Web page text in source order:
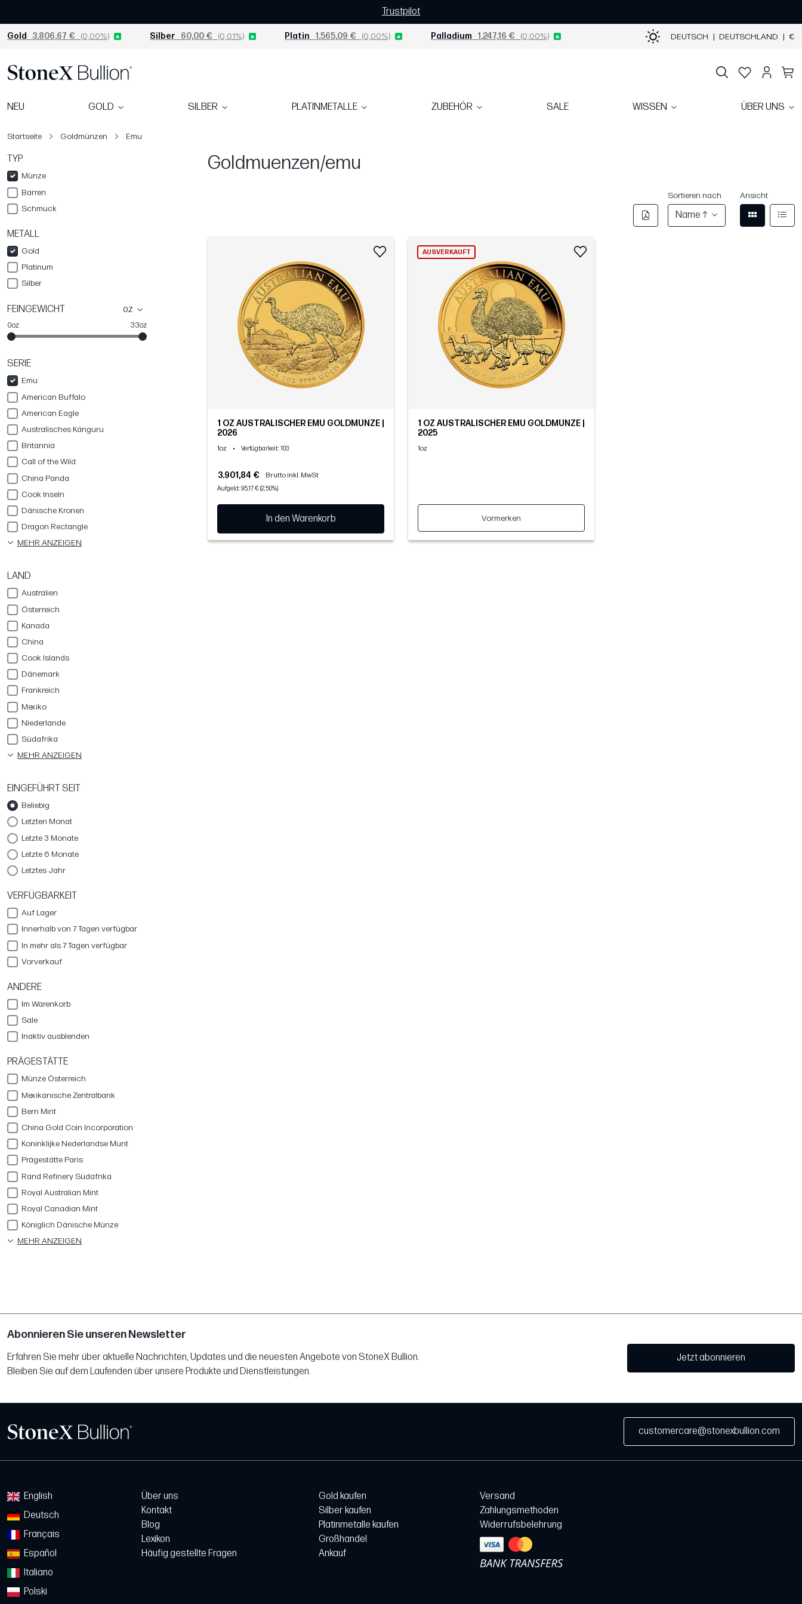
Trustpilot
Gold 3.806,67 € (0,00%) Silber 60,00 € (0,01%) Platin 1.565,09 € (0,00%) Palladium 1.247,16 € (0,00%) DEUTSCH | DEUTSCHLAND | €
NEU GOLD SILBER PLATINMETALLE ZUBEHÖR SALE WISSEN ÜBER UNS
Startseite Goldmünzen Emu
TYP
Münze
Barren
Schmuck
METALL
Gold
Platinum
Silber
FEINGEWICHT oz
0oz 33oz
SERIE
Emu
American Buffalo
American Eagle
Australisches Känguru
Britannia
Call of the Wild
China Panda
Cook Inseln
Dänische Kronen
Dragon Rectangle
MEHR ANZEIGEN
LAND
Australien
Österreich
Kanada
China
Cook Islands
Dänemark
Frankreich
Mexiko
Niederlande
Südafrika
MEHR ANZEIGEN
EINGEFÜHRT SEIT
Beliebig
Letzten Monat
Letzte 3 Monate
Letzte 6 Monate
Letztes Jahr
VERFÜGBARKEIT
Auf Lager
Innerhalb von 7 Tagen verfügbar
In mehr als 7 Tagen verfügbar
Vorverkauf
ANDERE
Im Warenkorb
Sale
Inaktiv ausblenden
PRÄGESTÄTTE
Münze Österreich
Mexikanische Zentralbank
Bern Mint
China Gold Coin Incorporation
Koninklijke Nederlandse Munt
Prägestätte Paris
Rand Refinery Südafrika
Royal Australian Mint
Royal Canadian Mint
Königlich Dänische Münze
MEHR ANZEIGEN
Goldmuenzen/emu
Sortieren nach
Name ↑
Ansicht
1 OZ AUSTRALISCHER EMU GOLDMÜNZE |
2026
1oz • Verfügbarkeit: 103
3.901,84 € Brutto inkl. MwSt
Aufgeld: 95,17 € (2,50%)
In den Warenkorb
AUSVERKAUFT
1 OZ AUSTRALISCHER EMU GOLDMÜNZE |
2025
1oz
Vormerken
Abonnieren Sie unseren Newsletter
Erfahren Sie mehr über aktuelle Nachrichten, Updates und die neuesten Angebote von StoneX Bullion.
Bleiben Sie auf dem Laufenden über unsere Produkte und Dienstleistungen.
Jetzt abonnieren
customercare@stonexbullion.com
English
Deutsch
Français
Español
Italiano
Polski
Über uns
Kontakt
Blog
Lexikon
Häufig gestellte Fragen
Gold kaufen
Silber kaufen
Platinmetalle kaufen
Großhandel
Ankauf
Versand
Zahlungsmethoden
Widerrufsbelehrung